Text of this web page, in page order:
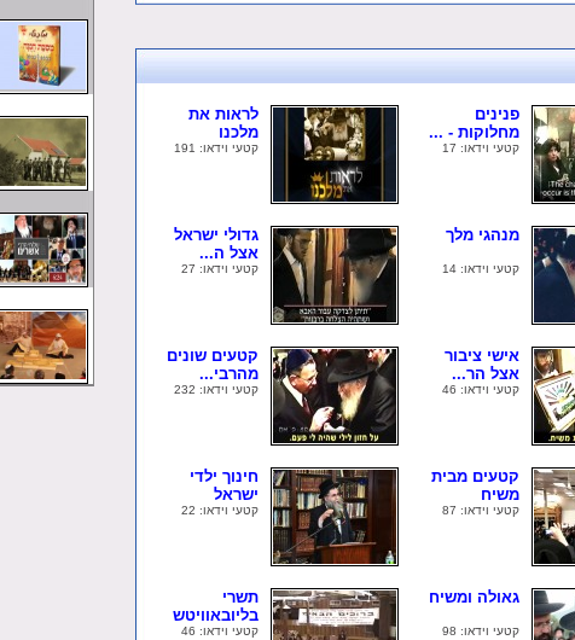
פנינים
מחלוקות - ...
קטעי וידאו: 17
לראות את
מלכנו
קטעי וידאו: 191
מנהגי מלך
קטעי וידאו: 14
גדולי ישראל
אצל ה...
קטעי וידאו: 27
אישי ציבור
אצל הר...
קטעי וידאו: 46
קטעים שונים
מהרבי...
קטעי וידאו: 232
קטעים מבית
משיח
קטעי וידאו: 87
חינוך ילדי
ישראל
קטעי וידאו: 22
גאולה ומשיח
קטעי וידאו: 98
תשרי
בליובאוויטש
קטעי וידאו: 46